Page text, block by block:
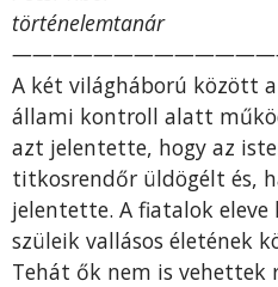
történelemtanár
A két világháború között a
állami kontroll alatt
azt jelentette, hogy az
titkosrendőr üldögélt és,
jelentette. A fiatalok eleve
szüleik vallásos életének
Tehát ők nem is vehettek